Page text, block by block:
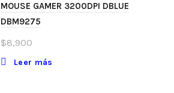
MOUSE GAMER 3200DPI DBLUE
DBM9275
$8,900
Leer más